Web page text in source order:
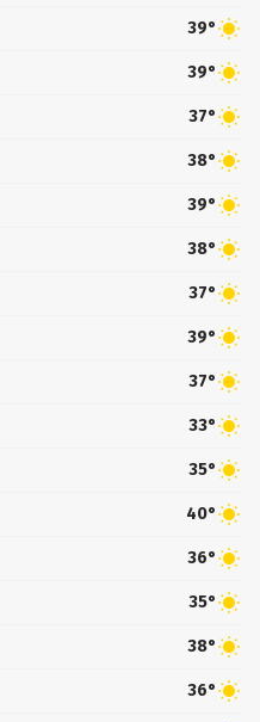
39°
39°
37°
38°
39°
38°
37°
39°
37°
33°
35°
40°
36°
35°
38°
36°